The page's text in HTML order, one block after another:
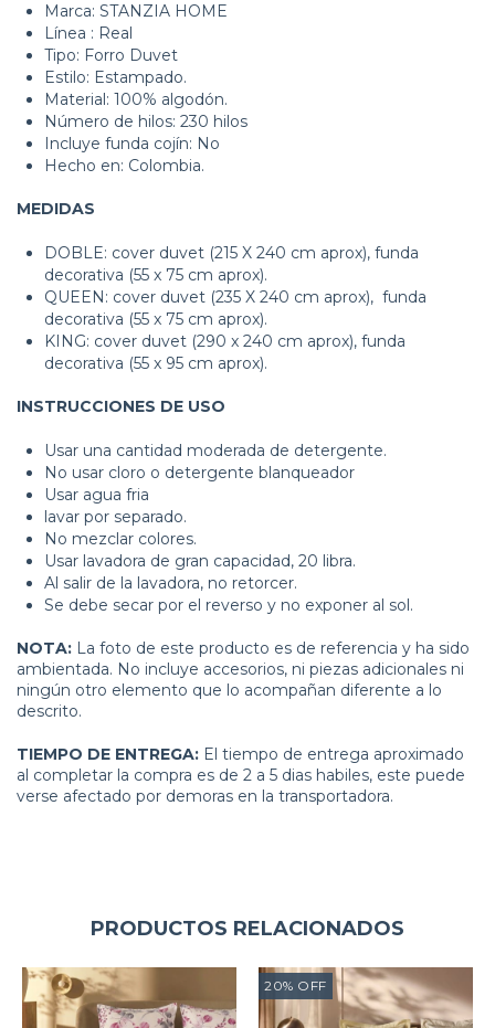
Marca: STANZIA HOME
Línea : Real
Tipo: Forro Duvet
Estilo: Estampado.
Material: 100% algodón.
Número de hilos: 230 hilos
Incluye funda cojín: No
Hecho en: Colombia.
MEDIDAS
DOBLE: cover duvet (215 X 240 cm aprox), funda
decorativa (55 x 75 cm aprox).
QUEEN: cover duvet (235 X 240 cm aprox), funda
decorativa (55 x 75 cm aprox).
KING: cover duvet (290 x 240 cm aprox), funda
decorativa (55 x 95 cm aprox).
INSTRUCCIONES DE USO
Usar una cantidad moderada de detergente.
No usar cloro o detergente blanqueador
Usar agua fria
lavar por separado.
No mezclar colores.
Usar lavadora de gran capacidad, 20 libra.
Al salir de la lavadora, no retorcer.
Se debe secar por el reverso y no exponer al sol.
NOTA: La foto de este producto es de referencia y ha sido
ambientada. No incluye accesorios, ni piezas adicionales ni
ningún otro elemento que lo acompañan diferente a lo
descrito.
TIEMPO DE ENTREGA: El tiempo de entrega aproximado
al completar la compra es de 2 a 5 dias habiles, este puede
verse afectado por demoras en la transportadora.
PRODUCTOS RELACIONADOS
20% OFF